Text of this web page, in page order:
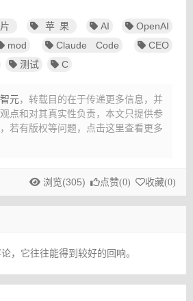
苹果 AI
OpenAI
mod Claude Code
CEO
测试 C
元，转载目的在于传递更多信息，并
点和对其真实性负责，本文只提供参
若有版权等问题，点击这里查看更多
浏览(305) 点赞(0) 收藏(0)
，它往往能得到较好的回响。